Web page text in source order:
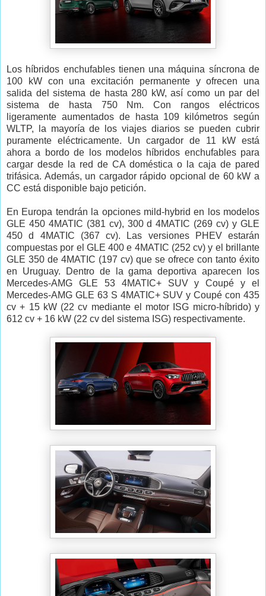
Los híbridos enchufables tienen una máquina síncrona de
100 kW con una excitación permanente y ofrecen una
salida del sistema de hasta 280 kW, así como un par del
sistema de hasta 750 Nm. Con rangos eléctricos
ligeramente aumentados de hasta 109 kilómetros según
WLTP, la mayoría de los viajes diarios se pueden cubrir
puramente eléctricamente. Un cargador de 11 kW está
ahora a bordo de los modelos híbridos enchufables para
cargar desde la red de CA doméstica o la caja de pared
trifásica. Además, un cargador rápido opcional de 60 kW a
CC está disponible bajo petición.
En Europa tendrán la opciones mild-hybrid en los modelos
GLE 450 4MATIC (381 cv), 300 d 4MATIC (269 cv) y GLE
450 d 4MATIC (367 cv). Las versiones PHEV estarán
compuestas por el GLE 400 e 4MATIC (252 cv) y el brillante
GLE 350 de 4MATIC (197 cv) que se ofrece con tanto éxito
en Uruguay. Dentro de la gama deportiva aparecen los
Mercedes-AMG GLE 53 4MATIC+ SUV y Coupé y el
Mercedes-AMG GLE 63 S 4MATIC+ SUV y Coupé con 435
cv + 15 kW (22 cv mediante el motor ISG micro-híbrido) y
612 cv + 16 kW (22 cv del sistema ISG) respectivamente.